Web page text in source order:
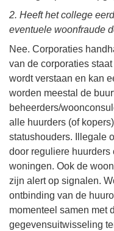
2. Heeft het college
eventuele woonfraude
Nee. Corporaties
van de corporaties
wordt verstaan en kan
worden meestal de
beheerders/
alle huurders (of
statushouders. Illegale
door reguliere
woningen. Ook de
zijn alert op signalen.
ontbinding van de
momenteel samen met
gegevensuitwisseling